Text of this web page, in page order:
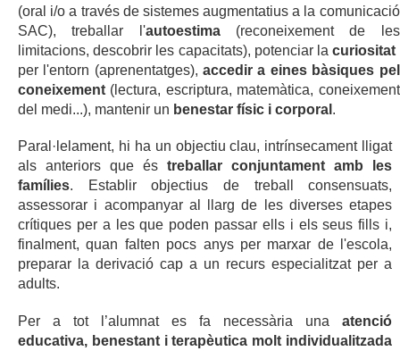
(oral i/o a través de sistemes augmentatius a la comunicació
SAC), treballar l'autoestima (reconeixement de les
limitacions, descobrir les capacitats), potenciar la curiositat
per l'entorn (aprenentatges), accedir a eines bàsiques pel
coneixement (lectura, escriptura, matemàtica, coneixement
del medi...), mantenir un benestar físic i corporal .
Paral·lelament, hi ha un objectiu clau, intrínsecament lligat
als anteriors que és treballar conjuntament amb les
famílies. Establir objectius de treball consensuats,
assessorar i acompanyar al llarg de les diverses etapes
crítiques per a les que poden passar ells i els seus fills i,
finalment, quan falten pocs anys per marxar de l'escola,
preparar la derivació cap a un recurs especialitzat per a
adults.
Per a tot l’alumnat es fa necessària una atenció
educativa, benestant i terapèutica molt individualitzada​